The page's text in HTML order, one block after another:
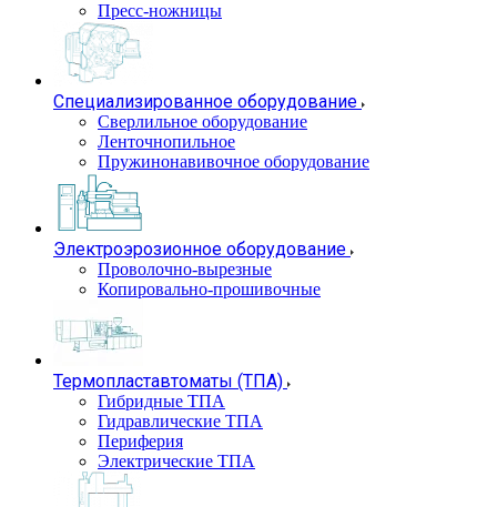
Пресс-ножницы
Специализированное оборудование
Сверлильное оборудование
Ленточнопильное
Пружинонавивочное оборудование
Электроэрозионное оборудование
Проволочно-вырезные
Копировально-прошивочные
Термопластавтоматы (ТПА)
Гибридные ТПА
Гидравлические ТПА
Периферия
Электрические ТПА